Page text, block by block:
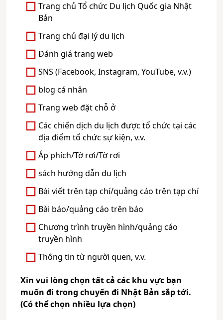
Trang chủ Tổ chức Du lịch Quốc gia Nhật
Bản
Trang chủ đại lý du lịch
Đánh giá trang web
SNS (Facebook, Instagram, YouTube, v.v.)
blog cá nhân
Trang web đặt chỗ ở
Các chiến dịch du lịch được tổ chức tại các
địa điểm tổ chức sự kiện, v.v.
Áp phích/Tờ rơi/Tờ rơi
sách hướng dẫn du lịch
Bài viết trên tạp chí/quảng cáo trên tạp chí
Bài báo/quảng cáo trên báo
Chương trình truyền hình/quảng cáo
truyền hình
Thông tin từ người quen, v.v.
Xin vui lòng chọn tất cả các khu vực bạn
muốn đi trong chuyến đi Nhật Bản sắp tới.
(Có thể chọn nhiều lựa chọn)